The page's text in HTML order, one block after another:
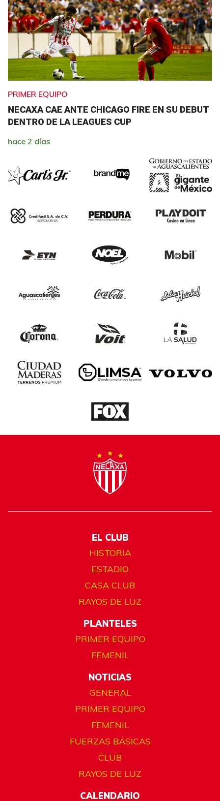
PRIMER EQUIPO
NECAXA CAE ANTE CHICAGO FIRE EN SU DEBUT
DENTRO DE LA LEAGUES CUP
hace 2 días
EL CLUB
HISTORIA
ESTADIO
CASA CLUB
RAYOS DE LUZ
PLANTELES
PRIMER EQUIPO
FEMENIL
NOTICIAS
GENERAL
PRIMER EQUIPO
FEMENIL
FUERZAS BÁSICAS
CLUB
RAYOS DE LUZ
CALENDARIO